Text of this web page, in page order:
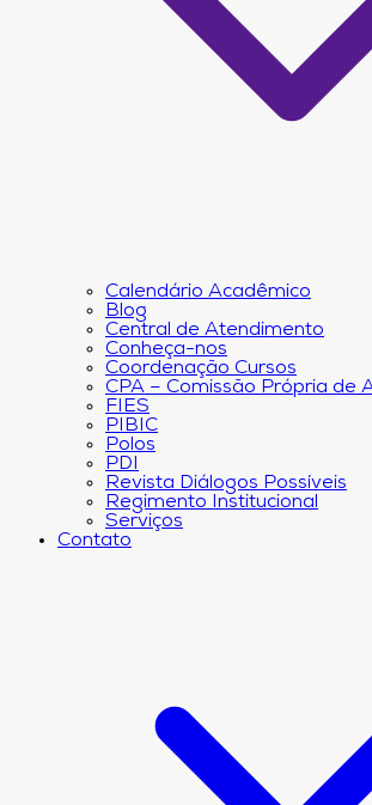
Calendário Acadêmico
Blog
Central de Atendimento
Conheça-nos
Coordenação Cursos
CPA – Comissão Própria de
FIES
PIBIC
Polos
PDI
Revista Diálogos Possíveis
Regimento Institucional
Serviços
Contato